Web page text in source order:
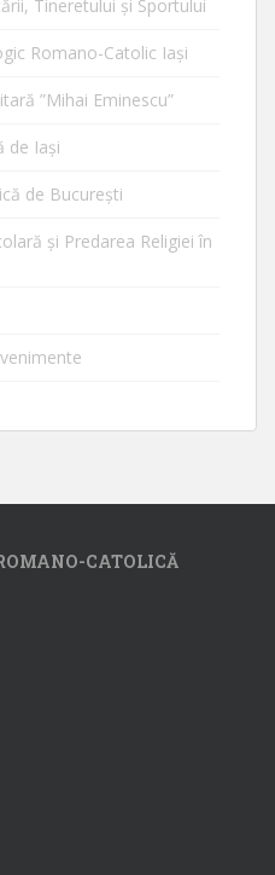
Tineretului şi Sportului
Romano-Catolic Iaşi
”Mihai Eminescu”
de Iaşi
de Bucureşti
și Predarea Religiei în
CATOLICĂ